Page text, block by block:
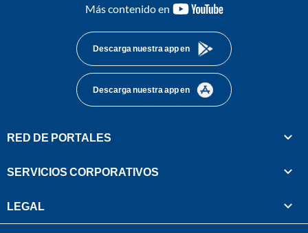
Más contenido en
youtube-
Descarga nuestra app en
Descarga nuestra app en
RED DE PORTALES
SERVICIOS CORPORATIVOS
LEGAL